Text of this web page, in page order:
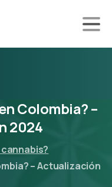
Colombia?–
2024
cannabis?
– Actualización